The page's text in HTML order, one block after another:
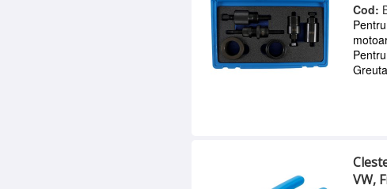
Cod:
VW,